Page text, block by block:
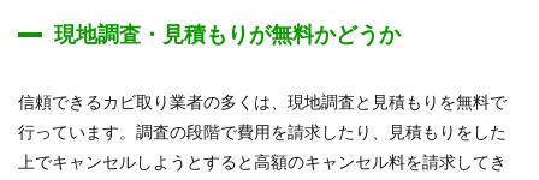
現地調査・見積もりが無料かどうか
信頼できるカビ取り業者の多くは、現地調査と見積もりを無料で
行っています。調査の段階で費用を請求したり、見積もりをした
上でキャンセルしようとすると高額のキャンセル料を請求してき